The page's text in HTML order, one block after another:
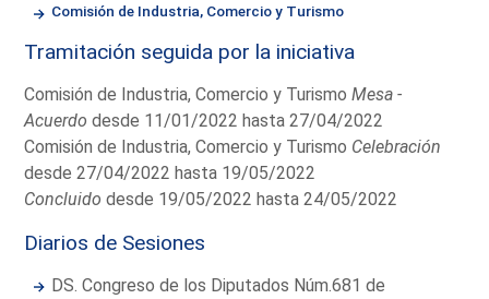
Comisión de Industria, Comercio y Turismo
Tramitación seguida por la iniciativa
Comisión de Industria, Comercio y TurismoMesa -
Acuerdo desde 11/01/2022 hasta 27/04/2022
Comisión de Industria, Comercio y Turismo Celebración
desde 27/04/2022 hasta 19/05/2022
Concluido desde 19/05/2022 hasta 24/05/2022
Diarios de Sesiones
DS. Congreso de los Diputados Núm.681 de